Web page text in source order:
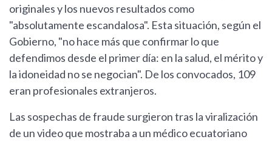
originales y los nuevos resultados como
"absolutamente escandalosa". Esta situación, según el
Gobierno, "no hace más que confirmar lo que
defendimos desde el primer día: en la salud, el mérito y
la idoneidad no se negocian". De los convocados, 109
eran profesionales extranjeros.
Las sospechas de fraude surgieron tras la viralización
de un video que mostraba a un médico ecuatoriano